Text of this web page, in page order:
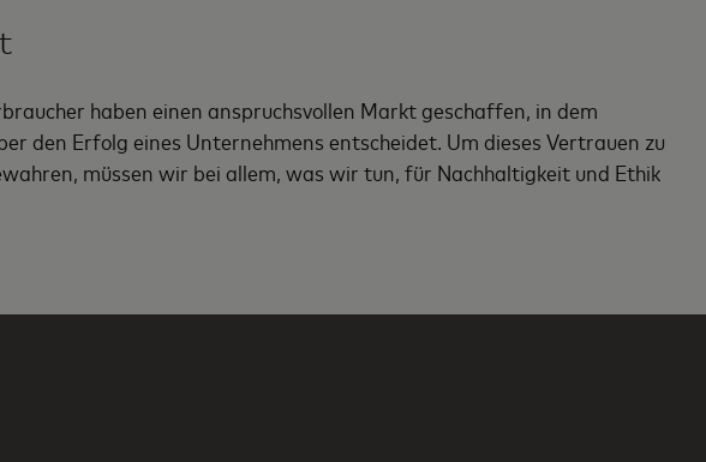
haben einen anspruchsvollen Markt geschaffen, in dem
den Erfolg eines Unternehmens entscheidet. Um dieses Vertrauen zu
müssen wir bei allem, was wir tun, für Nachhaltigkeit und Ethik